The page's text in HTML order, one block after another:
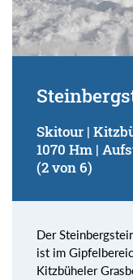
Skitour |
1070 Hm |
(2 von 6)
Der
ist im
Kitzbüheler